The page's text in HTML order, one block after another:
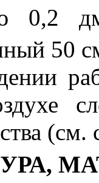
0,2
50